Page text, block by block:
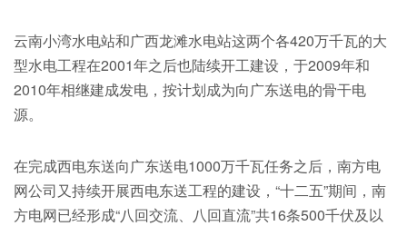
云南小湾水电站和广西龙滩水电站这两个各420万千瓦的大
型水电工程在2001年之后也陆续开工建设，于2009年和
2010年相继建成发电，按计划成为向广东送电的骨干电
源。
在完成西电东送向广东送电1000万千瓦任务之后，南方电
网公司又持续开展西电东送工程的建设，“十二五”期间，南
方电网已经形成“八回交流、八回直流”共16条500千伏及以